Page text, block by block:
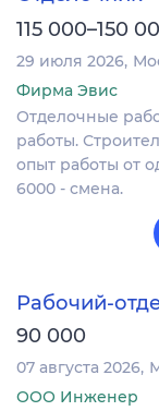
115 000–150
29 июля 2026
Фирма Эвис
Отделочные
работы.
опыт работы от
6000 - смена.
Рабочий-
90 000
07 августа 2026
ООО Инженер